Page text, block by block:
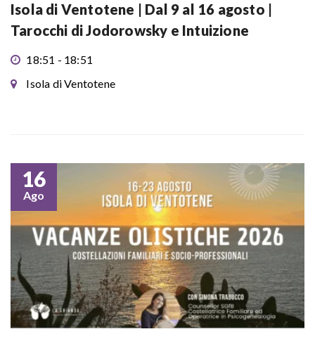
Isola di Ventotene | Dal 9 al 16 agosto |
Tarocchi di Jodorowsky e Intuizione
18:51 - 18:51
Isola di Ventotene
16
Ago